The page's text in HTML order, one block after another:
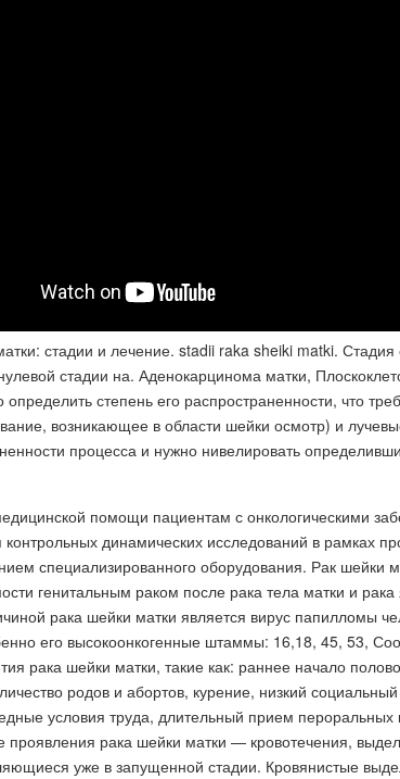
стадии и лечение. stadii raka sheiki matki. Стадия
стадии на. Аденокарцинома матки,
степень его распространенности, что
возникающее в области шейки осмотр) и
процесса и нужно нивелировать
помощи пациентам с онкологическими
контрольных динамических исследований в рамках
специализированного оборудования. Рак шейки
генитальным раком после рака тела матки и
рака шейки матки является вирус папилломы
его высокоонкогенные штаммы: 16,18, 45, 53,
рака шейки матки, такие как: раннее начало
родов и абортов, курение, низкий
условия труда, длительный прием
проявления рака шейки матки — кровотечения,
уже в запущенной стадии. Кровянистые